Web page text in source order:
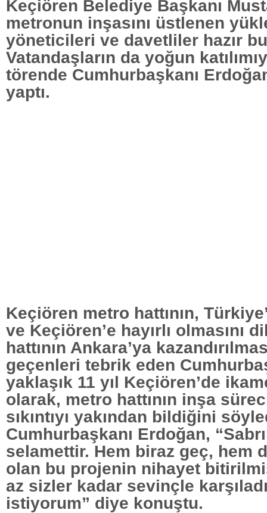
Keçiören Belediye Başkanı
metronun inşasını üstlenen
yöneticileri ve davetliler hazır
Vatandaşların da yoğun
törende Cumhurbaşkanı
yaptı.
Keçiören metro hattının,
ve Keçiören’e hayırlı olmasını
hattının Ankara’ya
geçenleri tebrik eden
yaklaşık 11 yıl Keçiören’de
olarak, metro hattının inşa
sıkıntıyı yakından bildiğini
Cumhurbaşkanı Erdoğan,
selamettir. Hem biraz geç, hem
olan bu projenin nihayet
az sizler kadar sevinçle
istiyorum” diye konuştu.